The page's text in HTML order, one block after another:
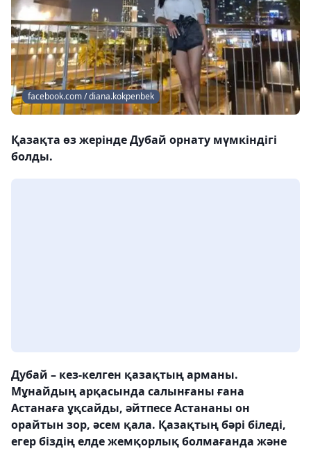
facebook.com / diana.kokpenbek
Қазақта өз жерінде Дубай орнату мүмкіндігі
болды.
Дубай – кез-келген қазақтың арманы.
Мұнайдың арқасында салынғаны ғана
Астанаға ұқсайды, әйтпесе Астананы он
орайтын зор, әсем қала. Қазақтың бәрі біледі,
егер біздің елде жемқорлық болмағанда және